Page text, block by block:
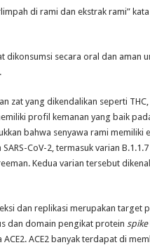
di rami dan ekstrak rami” kata
dikonsumsi secara oral dan aman
zat yang dikendalikan seperti
profil kemanan yang baik
bahwa senyawa rami memiliki
CoV-2, termasuk varian
Kedua varian tersebut
dan replikasi merupakan target
dan domain pengikat protein spike
ACE2 banyak terdapat di